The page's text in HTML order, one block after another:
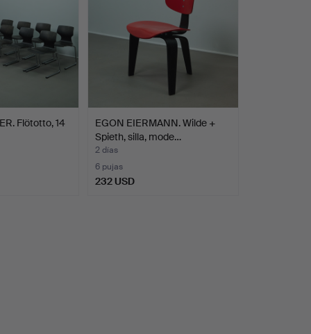
Flötotto, 14
EGON EIERMANN. Wilde +
Spieth, silla, mode…
2 días
6 pujas
232 USD